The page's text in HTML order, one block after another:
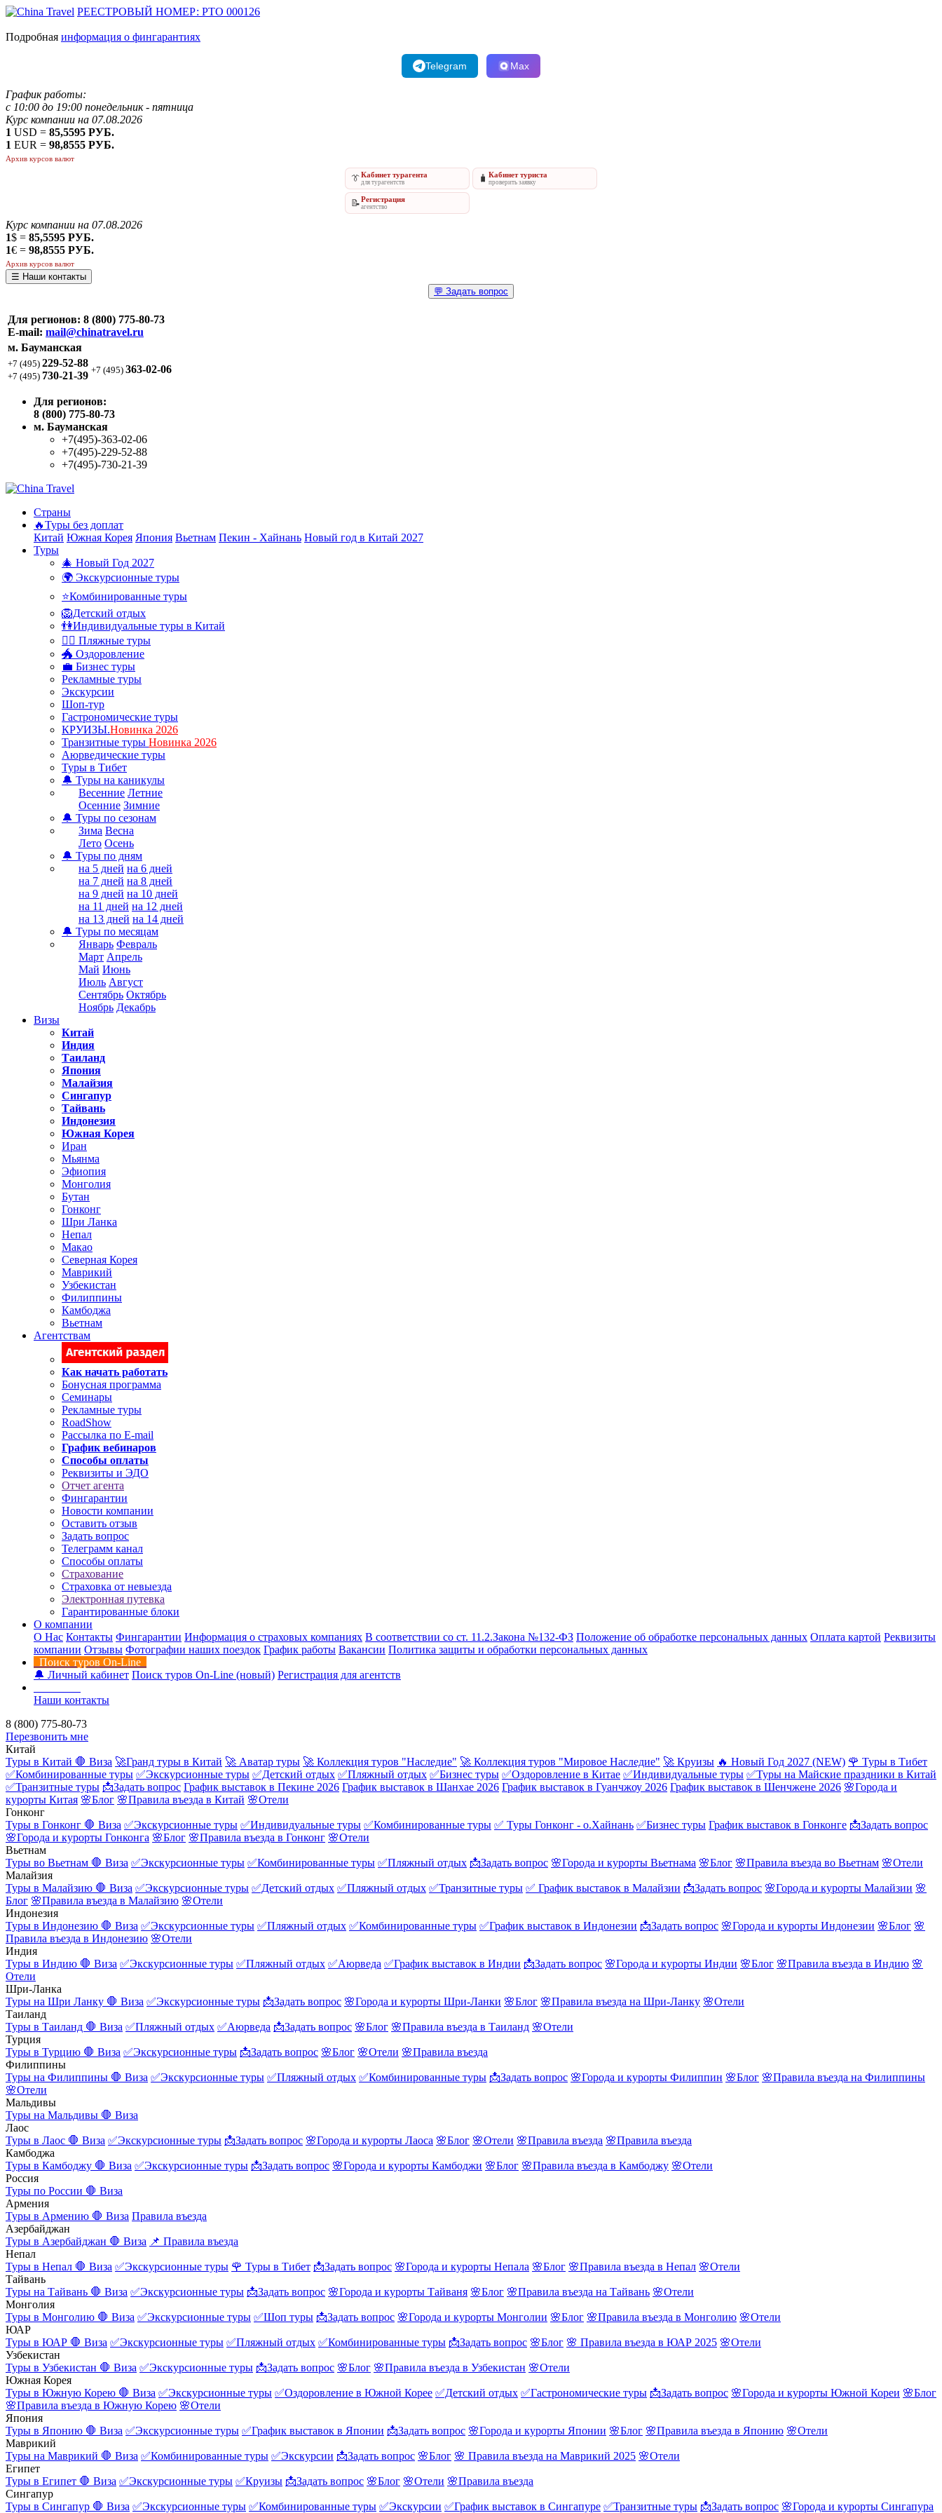
РЕЕСТРОВЫЙ НОМЕР: РТО 000126
Подробная информация о фингарантиях
Telegram Max
График работы:
с 10:00 до 19:00 понедельник - пятница
Курс компании на 07.08.2026
1 USD = 85,5595 РУБ.
1 EUR = 98,8555 РУБ.
Архив курсов валют
👔Кабинет турагента
для турагентств 🧳 Кабинет туриста
проверить заявку
📝Регистрация
агентство
Курс компании на 07.08.2026
1$ = 85,5595 РУБ.
1€ = 98,8555 РУБ.
Архив курсов валют
☰ Наши контакты
💬 Задать вопрос
Для регионов: 8 (800) 775-80-73
E-mail: mail@chinatravel.ru
м. Бауманская
+7 (495) 229-52-88
+7 (495) 730-21-39 +7 (495) 363-02-06
Для регионов:
8 (800) 775-80-73
м. Бауманская
+7(495)-363-02-06
+7(495)-229-52-88
+7(495)-730-21-39
Страны
🔥Туры без доплат
Китай Южная Корея Япония Вьетнам Пекин - Хайнань Новый год в Китай 2027
Туры
🎄 Новый Год 2027
🌍 Экскурсионные туры
⭐Комбинированные туры
🦁Детский отдых
👫Индивидуальные туры в Китай
🏊‍♂ Пляжные туры
🐲 Оздоровление
💼 Бизнес туры
Рекламные туры
Экскурсии
Шоп-тур
Гастрономические туры
КРУИЗЫ.Новинка 2026
Транзитные туры Новинка 2026
Аюрведические туры
Туры в Тибет
🔔 Туры на каникулы
Весенние Летние
Осенние Зимние
🔔 Туры по сезонам
Зима Весна
Лето Осень
🔔 Туры по дням
на 5 дней на 6 дней
на 7 дней на 8 дней
на 9 дней на 10 дней
на 11 дней на 12 дней
на 13 дней на 14 дней
🔔 Туры по месяцам
Январь Февраль
Март Апрель
Май Июнь
Июль Август
Сентябрь Октябрь
Ноябрь Декабрь
Визы
Китай
Индия
Таиланд
Япония
Малайзия
Сингапур
Тайвань
Индонезия
Южная Корея
Иран
Мьянма
Эфиопия
Монголия
Бутан
Гонконг
Шри Ланка
Непал
Макао
Северная Корея
Маврикий
Узбекистан
Филиппины
Камбоджа
Вьетнам
Агентствам
Как начать работать
Бонусная программа
Семинары
Рекламные туры
RoadShow
Рассылка по E-mail
График вебинаров
Способы оплаты
Реквизиты и ЭДО
Отчет агента
Фингарантии
Новости компании
Оставить отзыв
Задать вопрос
Телеграмм канал
Способы оплаты
Страхование
Страховка от невыезда
Электронная путевка
Гарантированные блоки
О компании
О Нас Контакты Фингарантии Информация о страховых компаниях В соответствии со ст. 11.2.Закона №132-ФЗ Положение об обработке персональных данных Оплата картой Реквизиты
компании Отзывы Фотографии наших поездок График работы Вакансии Политика защиты и обработки персональных данных
Поиск туров On-Line
🔔 Личный кабинет Поиск туров On-Line (новый) Регистрация для агентств
Наши контакты
8 (800) 775-80-73
Перезвонить мне
Китай
Туры в Китай 🛑 Виза 🚀Гранд туры в Китай 🚀 Аватар туры 🚀 Коллекция туров "Наследие" 🚀 Коллекция туров "Мировое Наследие" 🚀 Круизы 🔥 Новый Год 2027 (NEW) 🌹 Туры в Тибет
✅Комбинированные туры ✅Экскурсионные туры ✅Детский отдых ✅Пляжный отдых ✅Бизнес туры ✅Оздоровление в Китае ✅Индивидуальные туры ✅Туры на Майские праздники в Китай
✅Транзитные туры 📩Задать вопрос График выставок в Пекине 2026 График выставок в Шанхае 2026 График выставок в Гуанчжоу 2026 График выставок в Шенчжене 2026 🌸Города и
курорты Китая 🌸Блог 🌸Правила въезда в Китай 🌸Отели
Гонконг
Туры в Гонконг 🛑 Виза ✅Экскурсионные туры ✅Индивидуальные туры ✅Комбинированные туры ✅ Туры Гонконг - о.Хайнань ✅Бизнес туры График выставок в Гонконге 📩Задать вопрос
🌸Города и курорты Гонконга 🌸Блог 🌸Правила въезда в Гонконг 🌸Отели
Вьетнам
Туры во Вьетнам 🛑 Виза ✅Экскурсионные туры ✅Комбинированные туры ✅Пляжный отдых 📩Задать вопрос 🌸Города и курорты Вьетнама 🌸Блог 🌸Правила въезда во Вьетнам 🌸Отели
Малайзия
Туры в Малайзию 🛑 Виза ✅Экскурсионные туры ✅Детский отдых ✅Пляжный отдых ✅Транзитные туры ✅ График выставок в Малайзии 📩Задать вопрос 🌸Города и курорты Малайзии 🌸
Блог 🌸Правила въезда в Малайзию 🌸Отели
Индонезия
Туры в Индонезию 🛑 Виза ✅Экскурсионные туры ✅Пляжный отдых ✅Комбинированные туры ✅График выставок в Индонезии 📩Задать вопрос 🌸Города и курорты Индонезии 🌸Блог 🌸
Правила въезда в Индонезию 🌸Отели
Индия
Туры в Индию 🛑 Виза ✅Экскурсионные туры ✅Пляжный отдых ✅Аюрведа ✅График выставок в Индии 📩Задать вопрос 🌸Города и курорты Индии 🌸Блог 🌸Правила въезда в Индию 🌸
Отели
Шри-Ланка
Туры на Шри Ланку 🛑 Виза ✅Экскурсионные туры 📩Задать вопрос 🌸Города и курорты Шри-Ланки 🌸Блог 🌸Правила въезда на Шри-Ланку 🌸Отели
Таиланд
Туры в Таиланд 🛑 Виза ✅Пляжный отдых ✅Аюрведа 📩Задать вопрос 🌸Блог 🌸Правила въезда в Таиланд 🌸Отели
Турция
Туры в Турцию 🛑 Виза ✅Экскурсионные туры 📩Задать вопрос 🌸Блог 🌸Отели 🌸Правила въезда
Филиппины
Туры на Филиппины 🛑 Виза ✅Экскурсионные туры ✅Пляжный отдых ✅Комбинированные туры 📩Задать вопрос 🌸Города и курорты Филиппин 🌸Блог 🌸Правила въезда на Филиппины
🌸Отели
Мальдивы
Туры на Мальдивы 🛑 Виза
Лаос
Туры в Лаос 🛑 Виза ✅Экскурсионные туры 📩Задать вопрос 🌸Города и курорты Лаоса 🌸Блог 🌸Отели 🌸Правила въезда 🌸Правила въезда
Камбоджа
Туры в Камбоджу 🛑 Виза ✅Экскурсионные туры 📩Задать вопрос 🌸Города и курорты Камбоджи 🌸Блог 🌸Правила въезда в Камбоджу 🌸Отели
Россия
Туры по России 🛑 Виза
Армения
Туры в Армению 🛑 Виза Правила въезда
Азербайджан
Туры в Азербайджан 🛑 Виза 📌 Правила въезда
Непал
Туры в Непал 🛑 Виза ✅Экскурсионные туры 🌹 Туры в Тибет 📩Задать вопрос 🌸Города и курорты Непала 🌸Блог 🌸Правила въезда в Непал 🌸Отели
Тайвань
Туры на Тайвань 🛑 Виза ✅Экскурсионные туры 📩Задать вопрос 🌸Города и курорты Тайваня 🌸Блог 🌸Правила въезда на Тайвань 🌸Отели
Монголия
Туры в Монголию 🛑 Виза ✅Экскурсионные туры ✅Шоп туры 📩Задать вопрос 🌸Города и курорты Монголии 🌸Блог 🌸Правила въезда в Монголию 🌸Отели
ЮАР
Туры в ЮАР 🛑 Виза ✅Экскурсионные туры ✅Пляжный отдых ✅Комбинированные туры 📩Задать вопрос 🌸Блог 🌸 Правила въезда в ЮАР 2025 🌸Отели
Узбекистан
Туры в Узбекистан 🛑 Виза ✅Экскурсионные туры 📩Задать вопрос 🌸Блог 🌸Правила въезда в Узбекистан 🌸Отели
Южная Корея
Туры в Южную Корею 🛑 Виза ✅Экскурсионные туры ✅Оздоровление в Южной Корее ✅Детский отдых ✅Гастрономические туры 📩Задать вопрос 🌸Города и курорты Южной Кореи 🌸Блог
🌸Правила въезда в Южную Корею 🌸Отели
Япония
Туры в Японию 🛑 Виза ✅Экскурсионные туры ✅График выставок в Японии 📩Задать вопрос 🌸Города и курорты Японии 🌸Блог 🌸Правила въезда в Японию 🌸Отели
Маврикий
Туры на Маврикий 🛑 Виза ✅Комбинированные туры ✅Экскурсии 📩Задать вопрос 🌸Блог 🌸 Правила въезда на Маврикий 2025 🌸Отели
Египет
Туры в Египет 🛑 Виза ✅Экскурсионные туры ✅Круизы 📩Задать вопрос 🌸Блог 🌸Отели 🌸Правила въезда
Сингапур
Туры в Сингапур 🛑 Виза ✅Экскурсионные туры ✅Комбинированные туры ✅Экскурсии ✅График выставок в Сингапуре ✅Транзитные туры 📩Задать вопрос 🌸Города и курорты Сингапура